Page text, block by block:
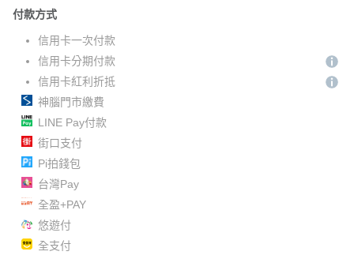
付款方式
信用卡一次付款
信用卡分期付款
信用卡紅利折抵
神腦門市繳費
LINE Pay付款
街口支付
Pi拍錢包
台灣Pay
全盈+PAY
悠遊付
全支付